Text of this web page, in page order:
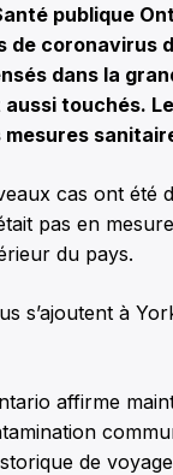
publique
de coronavirus
dans la
touchés.
mesures
cas ont été
pas en
du pays.
s’ajoutent à
affirme
de